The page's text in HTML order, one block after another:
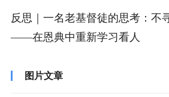
反思｜一名老基督徒的思考：不
——在恩典中重新学习看人
图片文章